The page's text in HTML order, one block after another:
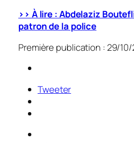
>> À lire : Abdelaziz
patron de la police
Première publication : 29/10/
Tweeter